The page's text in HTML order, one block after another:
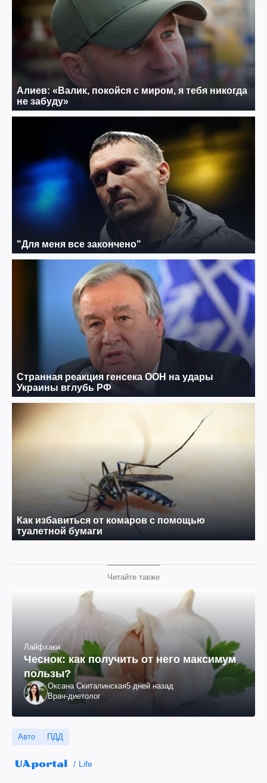
Читайте также
Лайфхаки
Чеснок: как получить от него максимум
пользы?
Оксана Скиталинская5 дней назад
Врач-диетолог
Авто ПДД
Life